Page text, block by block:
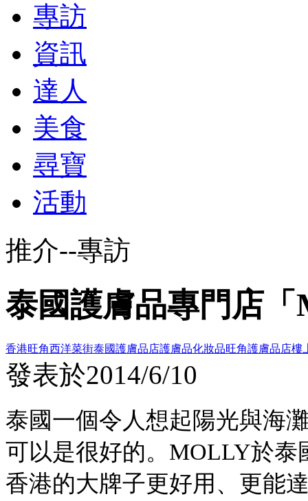
專訪
資訊
達人
美食
尋寶
活動
推介--專訪
泰國護膚品專門店「
香港旺角西洋菜街泰國護膚品店護膚品化妝品旺角護膚品店樓
發表於2014/6/10
泰國一個令人想起陽光與海
可以是很好的。MOLLY於泰
香港的大牌子更好用、更能